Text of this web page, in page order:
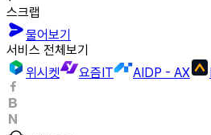
스크랩
물어보기
서비스 전체보기
위시켓
요즘IT AIDP - AX